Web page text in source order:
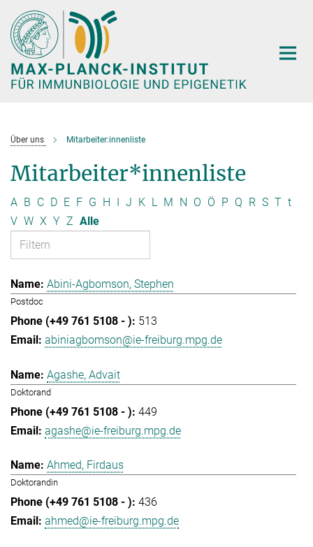
Hauptinhalt
Über uns Mitarbeiter:innenliste
Mitarbeiter*innenliste
A B C D E F G H I J K L M N O Ö P Q R S T t
V W X Y Z Alle
Abini-Agbomson, Stephen
Postdoc
513
abiniagbomson@ie-freiburg.mpg.de
Agashe, Advait
Doktorand
449
agashe@ie-freiburg.mpg.de
Ahmed, Firdaus
Doktorandin
436
ahmed@ie-freiburg.mpg.de